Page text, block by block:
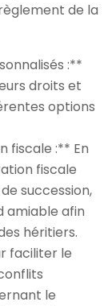
de la
:**
droits et
options
fiscale :** En
fiscale
succession,
amiable afin
héritiers.
faciliter le
le